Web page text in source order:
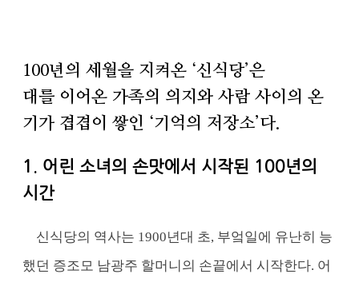
100년의 세월을 지켜온 ‘신식당’은
대를 이어온 가족의 의지와 사람 사이의 온
기가 겹겹이 쌓인 ‘기억의 저장소’다.
1. 어린 소녀의 손맛에서 시작된 100년의
시간
신식당의 역사는 1900년대 초, 부엌일에 유난히 능
했던 증조모 남광주 할머니의 손끝에서 시작한다. 어